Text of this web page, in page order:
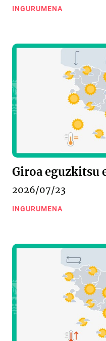
INGURUMENA
Giroa eguzkitsu
2026/07/23
INGURUMENA